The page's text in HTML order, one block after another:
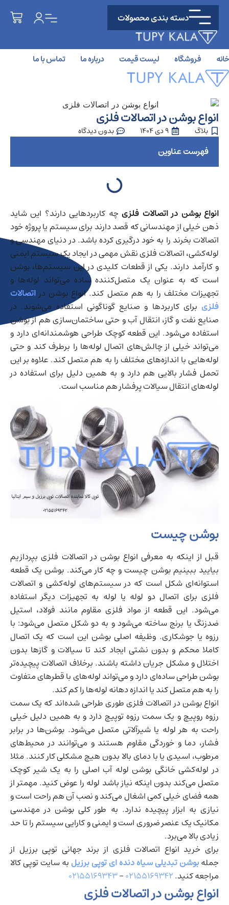
دسته بندی محصولات
خانه فروشگاه لیست قیمت درباره ما تماس با ما
انواع بوشن در اتصالات فلزی
بلاگ 9 دی 1404 بدون دیدگاه
فهرست عناوین
انواع بوشن در اتصالات فلزیچه کاربردهایی دارند؟ این شاید
ذهن خیلی از مهندسانی که قصد دارند برای سیستم یا پروژه خود
اتصالات بخرند را به خود درگیری کرده باشد. در دنیای مهندسی و
لوله‌کشی، اتصالات فلزی نقش مهمی در ایجاد یک سیستم ایمنی
و کارآمد دارند. یکی از قطعات کلیدی در این سیستم‌ها، بوشن
است که به عنوان یک متصل‌کننده ساده می‌تواند لوله‌ها و
تجهیزات مختلف را به هم متصل کند. انواع بوشن دراتصالات
فلزی برای کاربردها و صنایع گوناگونی استفاده می‌شوند. در
صنایع نفت و گاز، انتقال آب و حتی ساختمان‌سازی هم از بوشن
استفاده می‌شود. این قطعه کوچک طراحی هوشمندانه‌ای دارد و
می‌تواند خیلی از چالش‌های اتصال لوله‌ها را برطرف کند و حتی
لوله‌هایی با اندازه‌های مختلف را به هم متصل کند. علاوه بر این
تحمل فشار بالایی هم دارد و به همین دلیل برای استفاده در
لوله‌های انتقال سیالات پرفشار هم مناسب است.
بوشن چیست
قبل از اینکه به معرفی انواع بوشن در اتصالات فلزی بپردازیم
بیایید ببینیم بوشن چیست و چه کار می‌کند. بوشن یک قطعه
استوانه‌ای شکل است که در سیستم‌های لوله‌کشی و اتصالات
فلزی برای اتصال دو لوله یا لوله به تجهیزات دیگر استفاده
می‌شود. این قطعه از مواد فلزی مقاوم مانند فولاد، استیل
ضدزنگ یا برنج ساخته می‌شود و به دو شکل متصل می‌شود: با
رزوه یا جوشکاری. وظیفه اصلی بوشن این است که یک اتصال
کاملا محکم و بدون نشتی ایجاد کند تا سیالات و گازها بدون
اختلال و مشکل جریان داشته باشند. برخلاف اتصالات پیچیده‌تر
بوشن طراحی ساده‌ای دارد و می‌تواند لوله‌های با قطرهای متفاوت
را به هم متصل کند یا اندازه دهانه لوله‌ها را کم کند.
انواع بوشن در اتصالات فلزی طوری طراحی شده‌اند که یک سمت
رزوه روپیچ و یک سمت رزوه توپیچ دارد و به همین دلیل خیلی
راحت به هر لوله یا شیرآلاتی متصل می‌شود. بوشن‌ها در برابر
فشار، دما و خوردگی مقاوم هستند و می‌توانند در محیط‌های
مرطوب، اسیدی یا با دمای بالا بدون هیچ مشکلی کار کنند. مثلا
در لوله‌کشی خانگی بوشن لوله آب اصلی را به یک شیر کوچک
متصل می‌کند بدون اینکه نیاز باشد لوله را عوض کنید. مهمتر از
همه فضای خیلی کمی اشغال می‌کند و نصب آن هم راحت است و
نیازی به ابزار پیچیده ندارد. به طور کلی بوشن در مهندسی
مکانیک یک عنصر ضروری است و ایمنی و کارایی سیستم را تا حد
زیادی بالا می‌برد.
برای خرید انواع اتصالات فلزی از برند جهانی توپی برزیل از
جملهبوشن تبدیلی سیاه دنده ای توپی برزیل به سایت توپی کالا
مراجعه کنید.۰۲۱۵۵۱۶۹۳۴۲–۰۲۱۵۵۱۶۹۳۴۳
انواع بوشن در اتصالات فلزی